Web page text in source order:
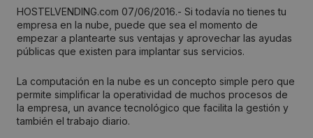
HOSTELVENDING.com 07/06/2016.- Si todavía no tienes tu
empresa en la nube, puede que sea el momento de
empezar a plantearte sus ventajas y aprovechar las ayudas
públicas que existen para implantar sus servicios.
La computación en la nube es un concepto simple pero que
permite simplificar la operatividad de muchos procesos de
la empresa, un avance tecnológico que facilita la gestión y
también el trabajo diario.